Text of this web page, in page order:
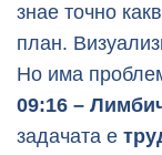
знае точно
план.
Но има
09:16 –
задачата е